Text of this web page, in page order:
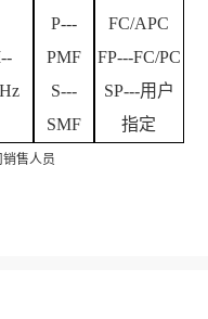
Hz
P---
PMF
S---
SMF
FC/APC
FP---FC/PC
SP---用户
指定
售人员